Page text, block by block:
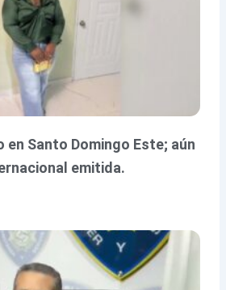
en Santo Domingo Este; aún
emitida.